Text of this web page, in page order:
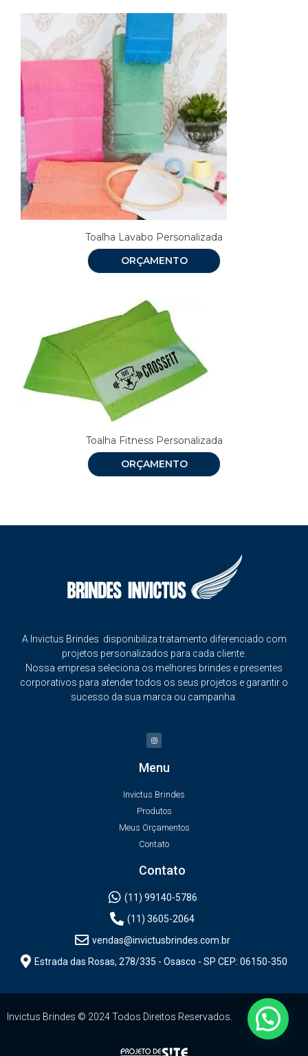
Toalha Lavabo Personalizada
ORÇAMENTO
Toalha Fitness Personalizada
ORÇAMENTO
A Invictus Brindes disponibiliza tratamento diferenciado com
projetos personalizados para cada cliente.
Nossa empresa seleciona os melhores brindes e presentes
corporativos para atender todos os seus projetos e garantir o
sucesso da sua marca ou campanha.
Menu
Invictus Brindes
Produtos
Meus Orçamentos
Contato
Contato
(11) 99140-5786
(11) 3605-2064
vendas@invictusbrindes.com.br
Estrada das Rosas, 278/335 - Osasco - SP CEP: 06150-350
Invictus Brindes © 2024 Todos Direitos Reservados.